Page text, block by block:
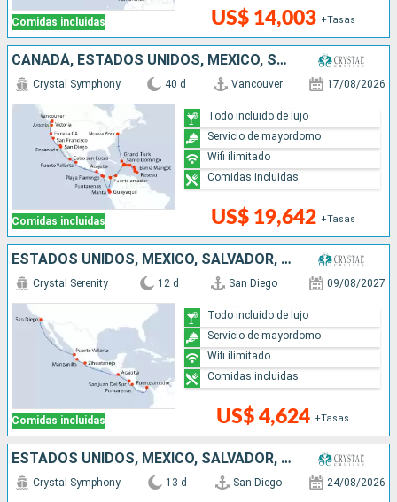
Comidas incluidas US$ 14,003 +Tasas
CANADÁ, ESTADOS UNIDOS, MÉXICO, SALVADOR, COSTA RICA, ECUADOR, PANAMÁ, COLOMBIA, REPÚBLICA DOMINICANA, PUERTO RICO, SANTA LUCIA, DOMINICA, BARBADOS, ANTIGUA Y BARBUDA
Comidas incluidas
Crystal Symphony 40 d Vancouver 17/08/2026
US$ 19,642 +Tasas
Todo incluido de lujo
Servicio de mayordomo
Wifi ilimitado
Comidas incluidas
ESTADOS UNIDOS, MÉXICO, SALVADOR, NICARAGUA, COSTA RICA, PANAMÁ
Comidas incluidas
Crystal Serenity 12 d San Diego 09/08/2027
US$ 4,624 +Tasas
Todo incluido de lujo
Servicio de mayordomo
Wifi ilimitado
Comidas incluidas
ESTADOS UNIDOS, MÉXICO, SALVADOR, COSTA RICA, ECUADOR
Crystal Symphony 13 d San Diego 24/08/2026